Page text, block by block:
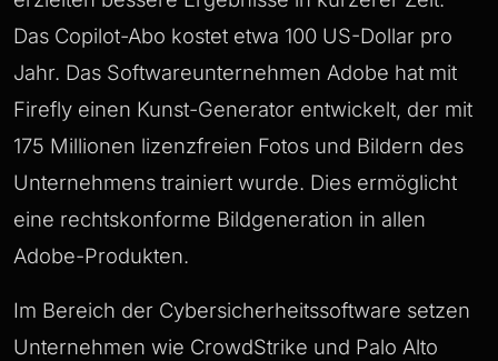
Das Copilot-Abo kostet etwa 100 US-Dollar pro
Jahr. Das Softwareunternehmen Adobe hat mit
Firefly einen Kunst-Generator entwickelt, der mit
175 Millionen lizenzfreien Fotos und Bildern des
Unternehmens trainiert wurde. Dies ermöglicht
eine rechtskonforme Bildgeneration in allen
Adobe-Produkten.
Im Bereich der Cybersicherheitssoftware setzen
Unternehmen wie CrowdStrike und Palo Alto